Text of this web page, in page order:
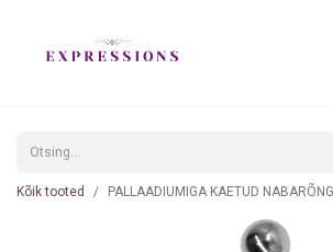
Kõik tooted PALLAADIUMIGA KAETUD